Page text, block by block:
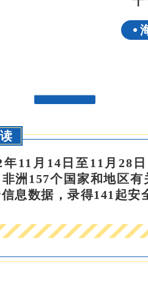
年11月14日至11月28
洲157个国家和地区
息数据，录得141起安